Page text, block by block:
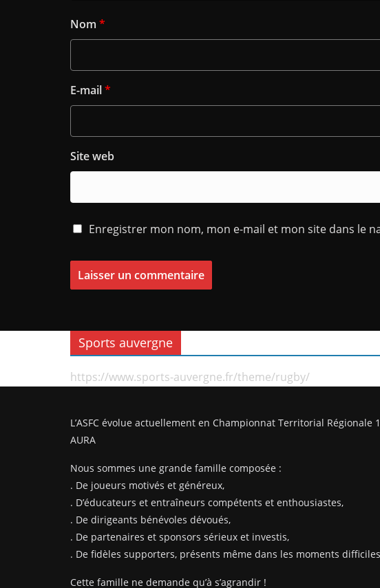
Nom *
E-mail*
Site web
Enregistrer mon nom, mon e-mail et mon site dans le
Sports auvergne
https://www.sports-auvergne.fr/theme/rugby/
L’ASFC évolue actuellement en Championnat Territorial Régionale 1
AURA
Nous sommes une grande famille composée :
. De joueurs motivés et généreux,
. D’éducateurs et entraîneurs compétents et enthousiastes,
. De dirigeants bénévoles dévoués,
. De partenaires et sponsors sérieux et investis,
. De fidèles supporters, présents même dans les moments
Cette famille ne demande qu’à s’agrandir !